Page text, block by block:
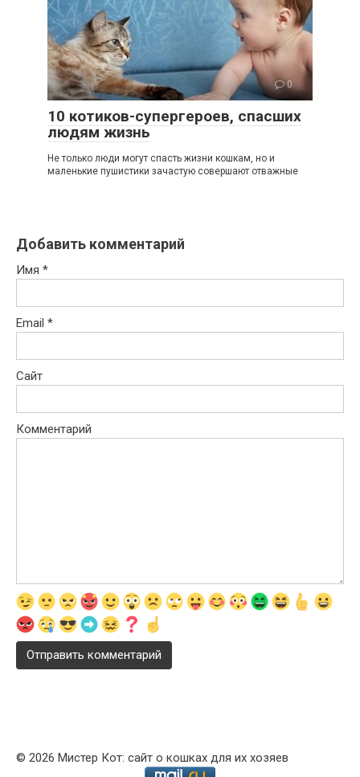
0
10 котиков-супергероев, спасших
людям жизнь
Не только люди могут спасть жизни кошкам, но и
маленькие пушистики зачастую совершают отважные
Добавить комментарий
Имя *
Email *
Сайт
Комментарий
© 2026 Мистер Кот: сайт о кошках для их хозяев